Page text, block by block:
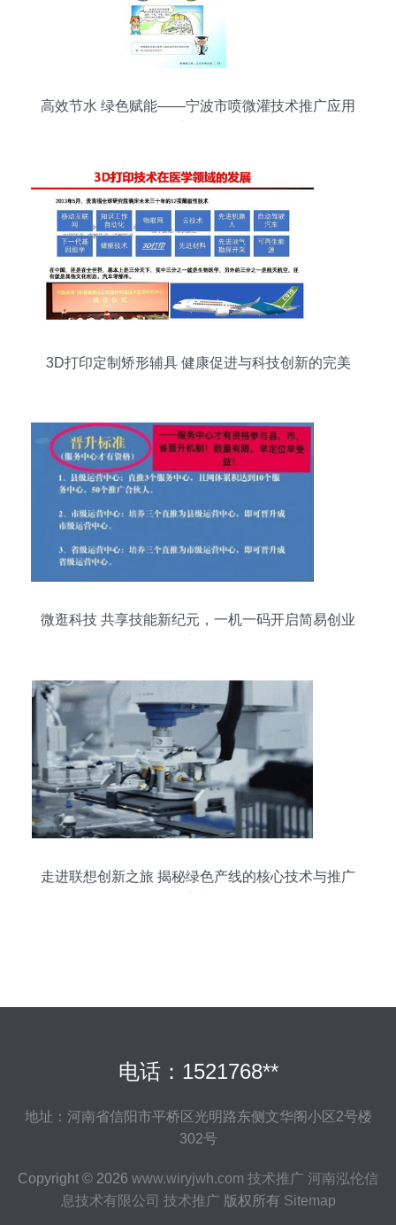
高效节水 绿色赋能——宁波市喷微灌技术推广应用
3D打印定制矫形辅具 健康促进与科技创新的完美
微逛科技 共享技能新纪元，一机一码开启简易创业
走进联想创新之旅 揭秘绿色产线的核心技术与推广
电话：1521768**
地址：河南省信阳市平桥区光明路东侧文华阁小区2号楼
302号
Copyright © 2026 www.wiryjwh.com 技术推广 河南泓伦信
息技术有限公司 技术推广 版权所有 Sitemap